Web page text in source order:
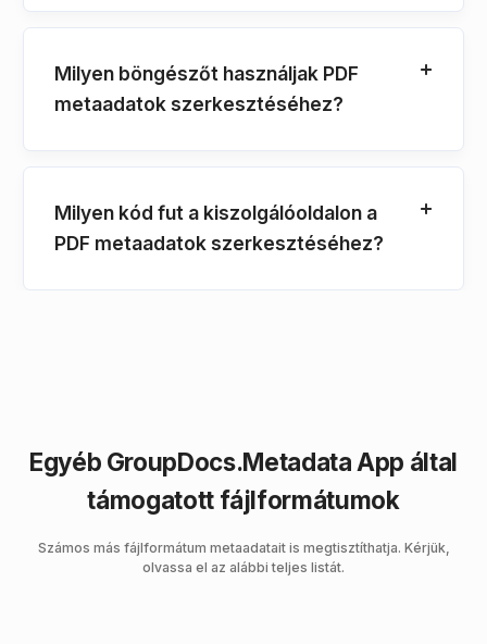
Milyen böngészőt használjak PDF
metaadatok szerkesztéséhez?
Milyen kód fut a kiszolgálóoldalon a
PDF metaadatok szerkesztéséhez?
Egyéb GroupDocs.Metadata App által
támogatott fájlformátumok
Számos más fájlformátum metaadatait is megtisztíthatja. Kérjük,
olvassa el az alábbi teljes listát.